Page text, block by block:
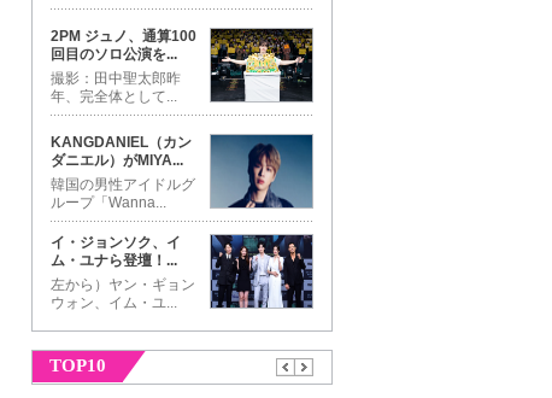
2PM ジュノ、通算100
回目のソロ公演を...
撮影：田中聖太郎昨
年、完全体として...
KANGDANIEL（カン
ダニエル）がMIYA...
韓国の男性アイドルグ
ループ「Wanna...
イ・ジョンソク、イ
ム・ユナら登壇！ ...
左から）ヤン・ギョン
ウォン、イム・ユ...
TOP10